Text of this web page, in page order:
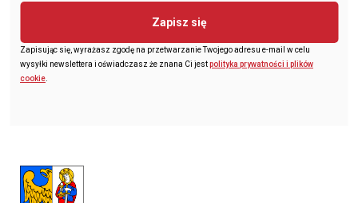
Zapisz się
Zapisując się, wyrażasz zgodę na przetwarzanie Twojego adresu e-mail w celu
wysyłki newslettera i oświadczasz że znana Ci jestpolityka prywatności i plików
cookie